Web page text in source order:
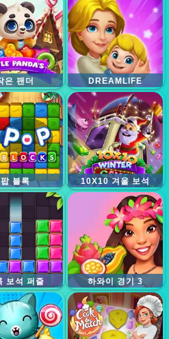
은 팬더 DREAMLIFE
팝 블록 10X10 겨울 보석
보석 퍼즐 하와이 경기 3